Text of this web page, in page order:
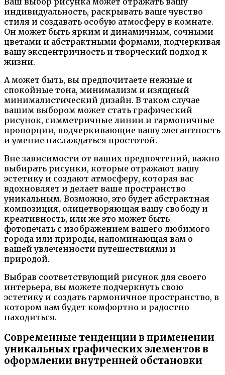
индивидуальность, раскрывать ваше чувство
стиля и создавать особую атмосферу в комнате.
Он может быть ярким и динамичным, сочными
цветами и абстрактными формами, подчеркивая
вашу эксцентричность и творческий подход к
жизни.
А может быть, вы предпочитаете нежные и
спокойные тона, минимализм и изящный
минималистический дизайн. В таком случае
вашим выбором может стать графический
рисунок, симметричные линии и гармоничные
пропорции, подчеркивающие вашу элегантность
и умение наслаждаться простотой.
Вне зависимости от ваших предпочтений, важно
выбирать рисунки, которые отражают вашу
эстетику и создают атмосферу, которая вас
вдохновляет и делает ваше пространство
уникальным. Возможно, это будет абстрактная
композиция, олицетворяющая вашу свободу и
креативность, или же это может быть
фотопечать с изображением вашего любимого
города или природы, напоминающая вам о
вашей увлеченности путешествиями и
природой.
Выбрав соответствующий рисунок для своего
интерьера, вы можете подчеркнуть свою
эстетику и создать гармоничное пространство, в
котором вам будет комфортно и радостно
находиться.
Современные тенденции в применении
уникальных графических элементов в
оформлении внутренней обстановки